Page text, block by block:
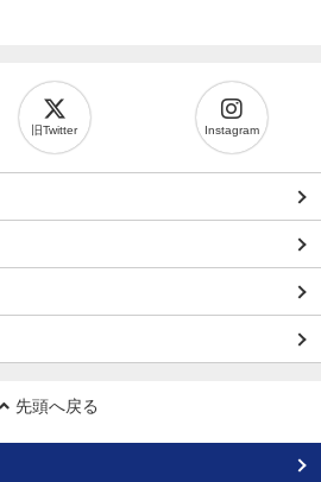
旧Twitter Instagram
先頭へ戻る